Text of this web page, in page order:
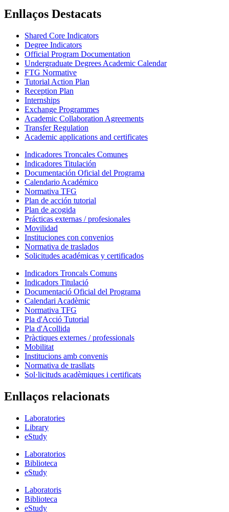
Enllaços Destacats
Shared Core Indicators
Degree Indicators
Official Program Documentation
Undergraduate Degrees Academic Calendar
FTG Normative
Tutorial Action Plan
Reception Plan
Internships
Exchange Programmes
Academic Collaboration Agreements
Transfer Regulation
Academic applications and certificates
Indicadores Troncales Comunes
Indicadores Titulación
Documentación Oficial del Programa
Calendario Académico
Normativa TFG
Plan de acción tutorial
Plan de acogida
Prácticas externas / profesionales
Movilidad
Instituciones con convenios
Normativa de traslados
Solicitudes académicas y certificados
Indicadors Troncals Comuns
Indicadors Titulació
Documentació Oficial del Programa
Calendari Acadèmic
Normativa TFG
Pla d'Acció Tutorial
Pla d'Acollida
Pràctiques externes / professionals
Mobilitat
Institucions amb convenis
Normativa de trasllats
Sol·licituds acadèmiques i certificats
Enllaços relacionats
Laboratories
Library
eStudy
Laboratorios
Biblioteca
eStudy
Laboratoris
Biblioteca
eStudy